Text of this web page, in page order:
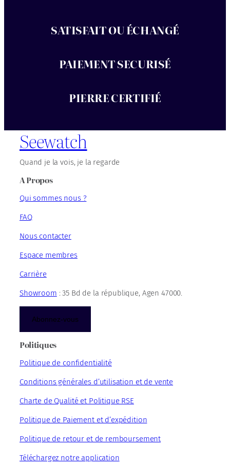
SATISFAIT OU ÉCHANGÉ
PAIEMENT SECURISÉ
PIERRE CERTIFIÉ
Seewatch
Quand je la vois, je la regarde
A Propos
Qui sommes nous ?
FAQ
Nous contacter
Espace membres
Carrière
Showroom : 35 Bd de la république, Agen 47000.
Abonnez-vous
Politiques
Politique de confidentialité
Conditions générales d’utilisation et de vente
Charte de Qualité et Politique RSE
Politique de Paiement et d’expédition
Politique de retour et de remboursement
Téléchargez notre application